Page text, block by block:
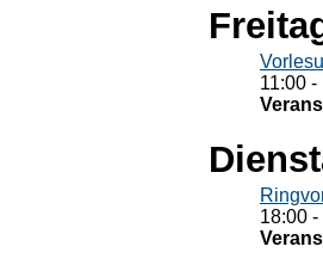
11:00
18:00